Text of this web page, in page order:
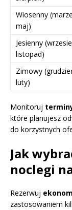
Wiosenny
maj)
Jesienny
listopad)
Zimowy
luty)
Monitoruj
które planujesz
do korzystnych
Jak
noclegi
Rezerwuj
zastosowaniem